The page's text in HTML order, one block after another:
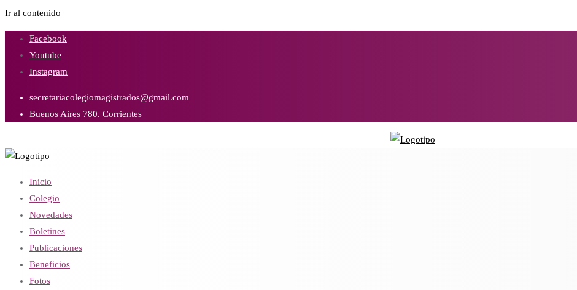
Ir al contenido
Facebook
Youtube
Instagram
secretariacolegiomagistrados@gmail.com
Buenos Aires 780. Corrientes
Inicio
Colegio
Novedades
Boletines
Publicaciones
Beneficios
Fotos